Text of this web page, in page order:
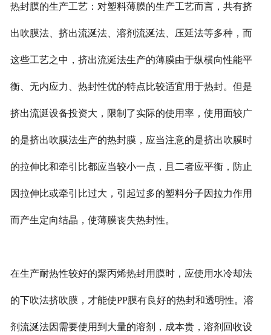
热封膜的生产工艺：对塑料薄膜的生产工艺而言，共有挤
出吹膜法、挤出流涎法、溶剂流涎法、压延法等多种，而
这些工艺之中，挤出流涎法生产的薄膜由于纵横向性能平
衡、无内应力、热封性优的特点比较适宜用于热封。但是
挤出流涎设备投资大，限制了实际的使用率，使用面较广
的是挤出吹膜法生产的热封膜，应当注意的是挤出吹膜时
的拉伸比和牵引比都应当较小一点，且二者应平衡，防止
因拉伸比或牵引比过大，引起过多的塑料分子因拉力作用
而产生定向结晶，使薄膜丧失热封性。
在生产耐热性较好的聚丙烯热封用膜时，应使用水冷却法
的下吹法挤吹膜，才能使PP膜有良好的热封和透明性。溶
剂流涎法因需要使用到大量的溶剂，成本贵，溶剂回收设